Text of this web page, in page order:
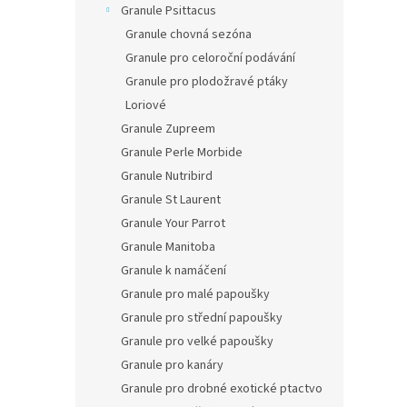
Granule Psittacus
Granule chovná sezóna
Granule pro celoroční podávání
Granule pro plodožravé ptáky
Loriové
Granule Zupreem
Granule Perle Morbide
Granule Nutribird
Granule St Laurent
Granule Your Parrot
Granule Manitoba
Granule k namáčení
Granule pro malé papoušky
Granule pro střední papoušky
Granule pro velké papoušky
Granule pro kanáry
Granule pro drobné exotické ptactvo